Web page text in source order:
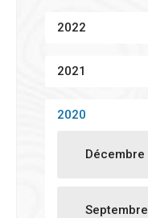
2022
2021
2020
Décembre
Septembre